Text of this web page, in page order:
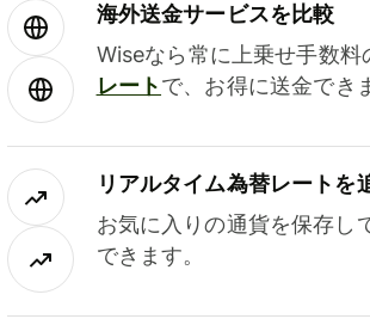
海外送金サービスを比較
Wiseなら常に上乗せ手数料
レートで、お得に送金でき
リアルタイム為替レートを
お気に入りの通貨を保存し
できます。